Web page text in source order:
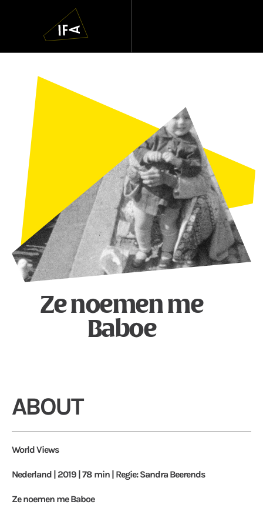
Navigatie
overslaan
Ze noemen me
Baboe
ABOUT
World Views
Nederland | 2019 | 78 min | Regie: Sandra Beerends
Ze noemen me Baboe